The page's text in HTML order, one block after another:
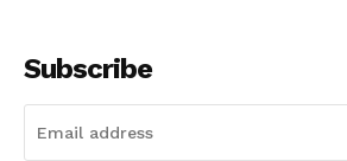
Subscribe